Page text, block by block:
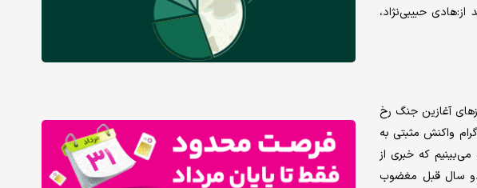
حبیبی‌نژاد،
آغازین جنگ رخ
واکنش مثبتی به
می‌بینیم که خبری از
که از دو سال قبل مغضوب